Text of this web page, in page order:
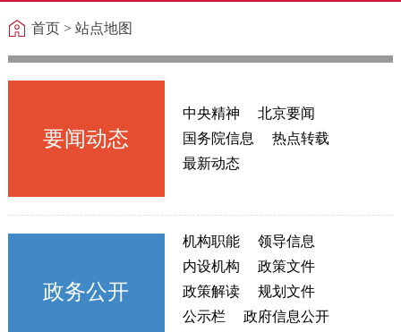
首页> 站点地图
要闻动态
中央精神
北京要闻
国务院信息
热点转载
最新动态
政务公开
机构职能
领导信息
内设机构
政策文件
政策解读
规划文件
公示栏
政府信息公开